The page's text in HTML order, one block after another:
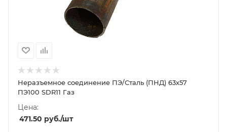
Неразъемное соединение ПЭ/Сталь (ПНД) 63х57
ПЭ100 SDR11 Газ
Цена:
471.50 руб./шт